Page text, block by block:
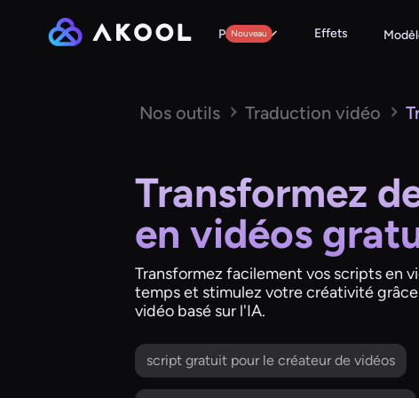
Produits
Nouveau Effets
Nos outils Traduction vidéo
Transformez
en vidéos
Transformez facilement vos scripts en
temps et stimulez votre créativité
vidéo basé sur l'IA.
script gratuit pour le créateur de vidéos